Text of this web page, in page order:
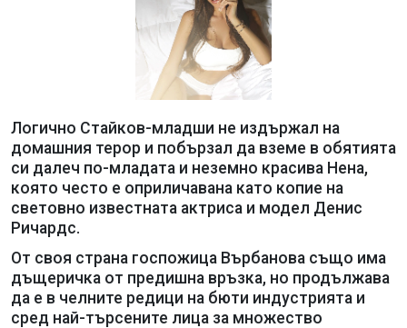
Логично Стайков-младши не издържал на
домашния терор и побързал да вземе в обятията
си далеч по-младата и неземно красива Нена,
която често е оприличавана като копие на
световно известната актриса и модел Денис
Ричардс.
От своя страна госпожица Върбанова също има
дъщеричка от предишна връзка, но продължава
да е в челните редици на бюти индустрията и
сред най-търсените лица за множество